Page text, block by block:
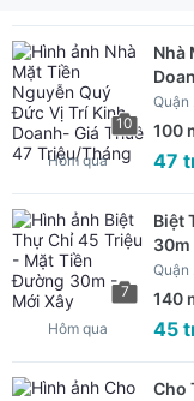
10
Nhà
Quận
100
47
Hôm qua
7
Biệt
30m
Quận
140
45
Hôm qua
Cho